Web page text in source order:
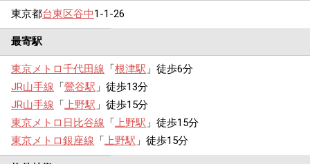
東京都台東区谷中1-1-26
最寄駅
東京メトロ千代田線 「根津駅 」徒歩6分
JR山手線 「鶯谷駅 」徒歩13分
JR山手線 「上野駅 」徒歩15分
東京メトロ日比谷線 「上野駅 」徒歩15分
東京メトロ銀座線 「上野駅 」徒歩15分